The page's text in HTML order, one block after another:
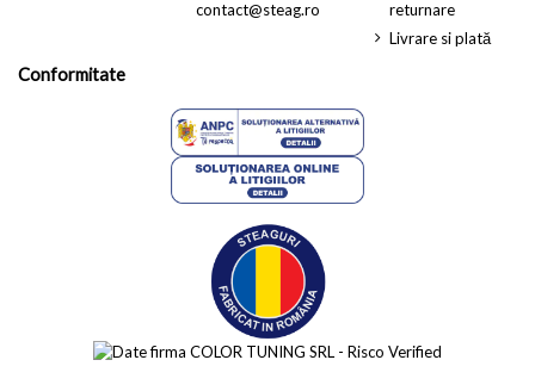
contact@steag.ro
returnare
Livrare si plată
Conformitate